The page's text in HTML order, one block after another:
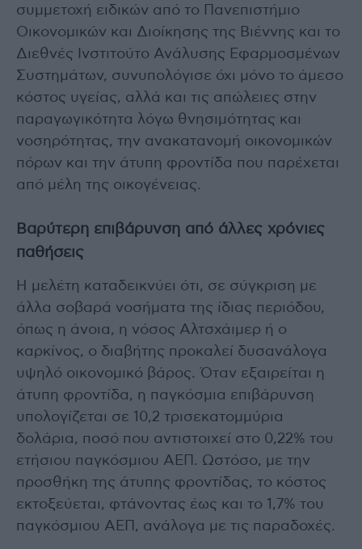
συμμετοχή ειδικών από το Πανεπιστήμιο
Οικονομικών και Διοίκησης της Βιέννης και το
Διεθνές Ινστιτούτο Ανάλυσης Εφαρμοσμένων
Συστημάτων, συνυπολόγισε όχι μόνο το άμεσο
κόστος υγείας, αλλά και τις απώλειες στην
παραγωγικότητα λόγω θνησιμότητας και
νοσηρότητας, την ανακατανομή οικονομικών
πόρων και την άτυπη φροντίδα που παρέχεται
από μέλη της οικογένειας.
Βαρύτερη επιβάρυνση από άλλες χρόνιες
παθήσεις
Η μελέτη καταδεικνύει ότι, σε σύγκριση με
άλλα σοβαρά νοσήματα της ίδιας περιόδου,
όπως η άνοια, η νόσος Αλτσχάιμερ ή ο
καρκίνος, ο διαβήτης προκαλεί δυσανάλογα
υψηλό οικονομικό βάρος. Όταν εξαιρείται η
άτυπη φροντίδα, η παγκόσμια επιβάρυνση
υπολογίζεται σε 10,2 τρισεκατομμύρια
δολάρια, ποσό που αντιστοιχεί στο 0,22% του
ετήσιου παγκόσμιου ΑΕΠ. Ωστόσο, με την
προσθήκη της άτυπης φροντίδας, το κόστος
εκτοξεύεται, φτάνοντας έως και το 1,7% του
παγκόσμιου ΑΕΠ, ανάλογα με τις παραδοχές.